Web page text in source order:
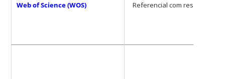
Web of Science (WOS) Referencial com resumos